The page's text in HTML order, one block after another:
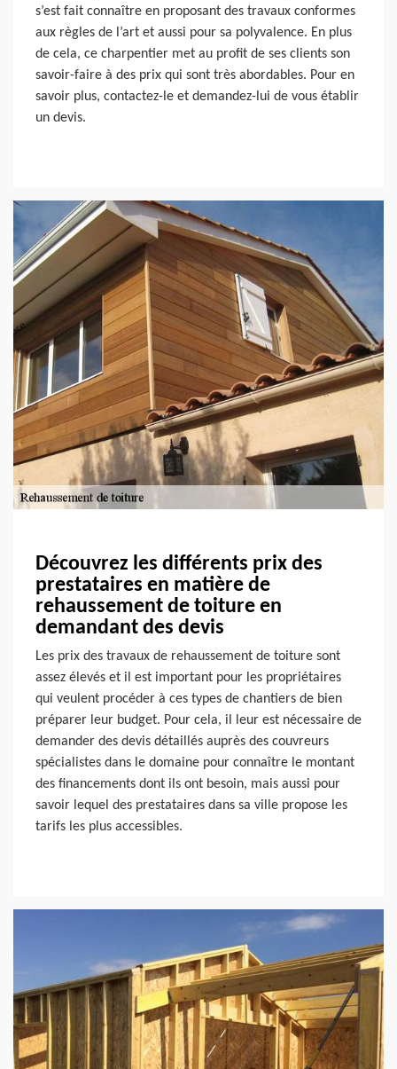
s’est fait connaître en proposant des travaux conformes
aux règles de l’art et aussi pour sa polyvalence. En plus
de cela, ce charpentier met au profit de ses clients son
savoir-faire à des prix qui sont très abordables. Pour en
savoir plus, contactez-le et demandez-lui de vous établir
un devis.
Découvrez les différents prix des
prestataires en matière de
rehaussement de toiture en
demandant des devis
Les prix des travaux de rehaussement de toiture sont
assez élevés et il est important pour les propriétaires
qui veulent procéder à ces types de chantiers de bien
préparer leur budget. Pour cela, il leur est nécessaire de
demander des devis détaillés auprès des couvreurs
spécialistes dans le domaine pour connaître le montant
des financements dont ils ont besoin, mais aussi pour
savoir lequel des prestataires dans sa ville propose les
tarifs les plus accessibles.